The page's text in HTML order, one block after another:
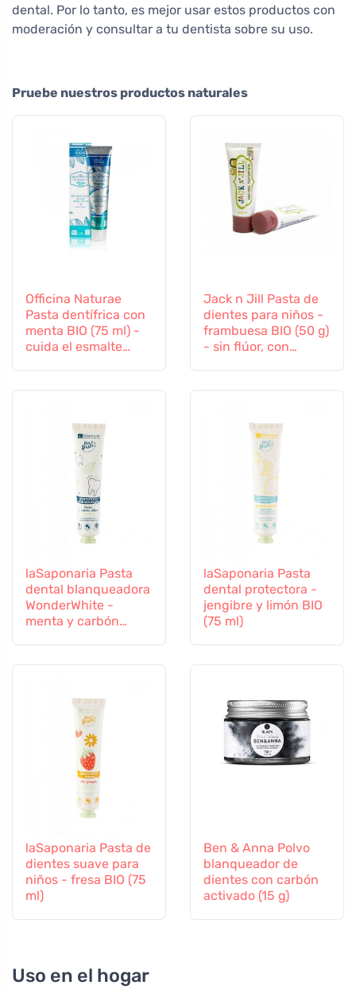
dental. Por lo tanto, es mejor usar estos productos con
moderación y consultar a tu dentista sobre su uso.
Pruebe nuestros productos naturales
Officina Naturae
Pasta dentífrica con
menta BIO (75 ml) -
cuida el esmalte
Jack n Jill Pasta de
dientes para niños -
frambuesa BIO (50 g)
- sin flúor, con
laSaponaria Pasta
dental blanqueadora
WonderWhite -
menta y carbón
laSaponaria Pasta
dental protectora -
jengibre y limón BIO
(75 ml)
laSaponaria Pasta de
dientes suave para
niños - fresa BIO (75
ml)
Ben & Anna Polvo
blanqueador de
dientes con carbón
activado (15 g)
Uso en el hogar